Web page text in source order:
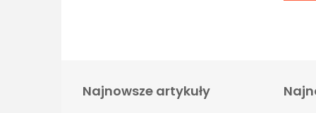
Najnowsze artykuły